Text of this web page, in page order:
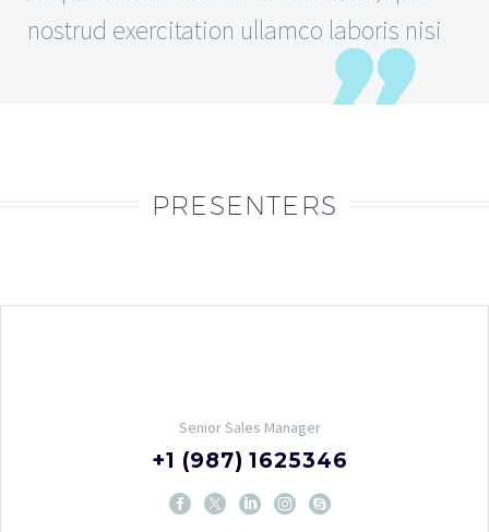
nostrud exercitation ullamco laboris nisi
PRESENTERS
Senior Sales Manager
+1 (987) 1625346